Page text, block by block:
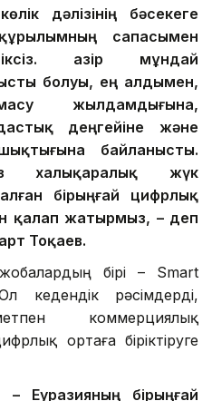
дәлізінің бәсекеге
сапасымен
Қазір мұндай
болуы, ең алдымен,
жылдамдығына,
деңгейіне және
байланысты.
халықаралық жүк
бірыңғай цифрлық
қалап жатырмыз, – деп
Тоқаев.
бірі – Smart
кедендік рәсімдерді,
коммерциялық
ортаға біріктіруге
Еуразияның бірыңғай